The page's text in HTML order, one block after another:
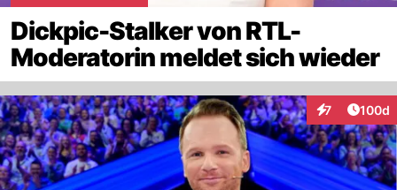
Dickpic-Stalker von RTL-
Moderatorin meldet sich wieder
7
Interaktionen
100d